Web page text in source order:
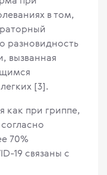
в том,
разновидность
вызванная
[3].
как при гриппе,
70%
19 связаны с